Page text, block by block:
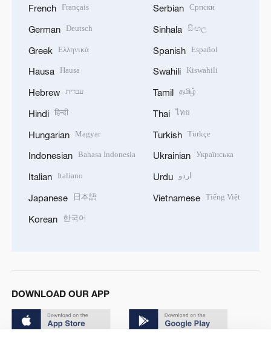
French Français
German Deutsch
Greek Ελληνικά
Hausa Hausa
Hebrew עברית
Hindi हिन्दी
Hungarian Magyar
Indonesian Bahasa Indonesia
Italian Italiano
Japanese 日本語
Korean 한국어
Serbian Српски
Sinhala සිංහල
Spanish Español
Swahili Kiswahili
Tamil தமிழ்
Thai ไทย
Turkish Türkçe
Ukrainian Українська
Urdu اردو
Vietnamese Tiếng Việt
DOWNLOAD OUR APP